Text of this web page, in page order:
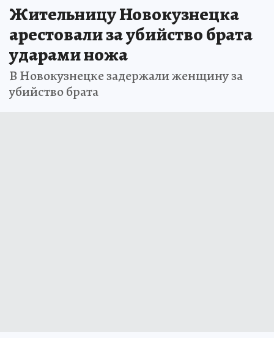
Жительницу Новокузнецка
арестовали за убийство брата
ударами ножа
В Новокузнецке задержали женщину за
убийство брата